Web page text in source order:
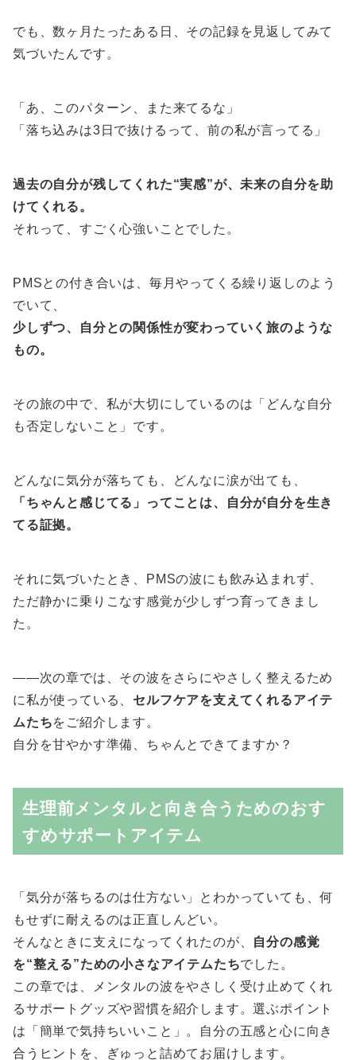
でも、数ヶ月たったある日、その記録を見返してみて
気づいたんです。
「あ、このパターン、また来てるな」
「落ち込みは3日で抜けるって、前の私が言ってる」
過去の自分が残してくれた“実感”が、未来の自分を助
けてくれる。
それって、すごく心強いことでした。
PMSとの付き合いは、毎月やってくる繰り返しのよう
でいて、
少しずつ、自分との関係性が変わっていく旅のような
もの。
その旅の中で、私が大切にしているのは「どんな自分
も否定しないこと」です。
どんなに気分が落ちても、どんなに涙が出ても、
「ちゃんと感じてる」ってことは、自分が自分を生き
てる証拠。
それに気づいたとき、PMSの波にも飲み込まれず、
ただ静かに乗りこなす感覚が少しずつ育ってきまし
た。
——次の章では、その波をさらにやさしく整えるため
に私が使っている、 セルフケアを支えてくれるアイテ
ムたちをご紹介します。
自分を甘やかす準備、ちゃんとできてますか？
生理前メンタルと向き合うためのおす
すめサポートアイテム
「気分が落ちるのは仕方ない」とわかっていても、何
もせずに耐えるのは正直しんどい。
そんなときに支えになってくれたのが、 自分の感覚
を“整える”ための小さなアイテムたちでした。
この章では、メンタルの波をやさしく受け止めてくれ
るサポートグッズや習慣を紹介します。選ぶポイント
は「簡単で気持ちいいこと」。自分の五感と心に向き
合うヒントを、ぎゅっと詰めてお届けします。